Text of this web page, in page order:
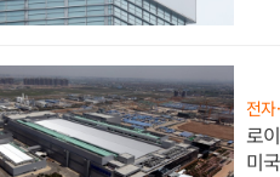
전자
로
미